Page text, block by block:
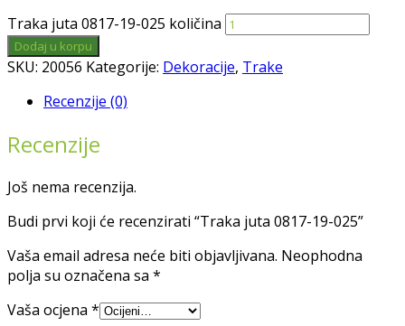
Traka juta 0817-19-025 količina
Dodaj u korpu
SKU: 20056 Kategorije: Dekoracije, Trake
Recenzije (0)
Recenzije
Još nema recenzija.
Budi prvi koji će recenzirati “Traka juta 0817-19-025”
Vaša email adresa neće biti objavljivana. Neophodna
polja su označena sa *
Vaša ocjena *